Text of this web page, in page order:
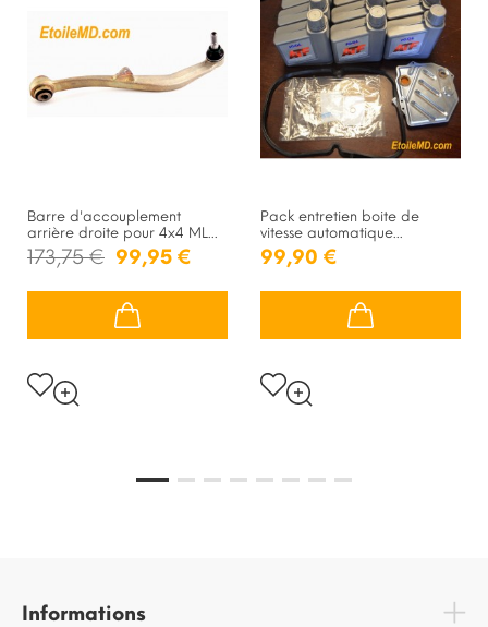
Barre d'accouplement
arrière droite pour 4x4 ML...
173,75 € 99,95 €
Pack entretien boite de
vitesse automatique...
99,90 €
Informations